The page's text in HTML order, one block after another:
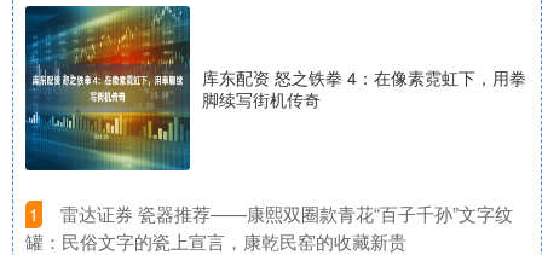
库东配资 怒之铁拳 4：在像素霓虹下，用拳
脚续写街机传奇
1
​雷达证券 瓷器推荐——康熙双圈款青花“百子千孙”文字纹
罐：民俗文字的瓷上宣言，康乾民窑的收藏新贵